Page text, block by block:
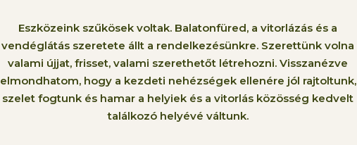
Eszközeink szűkösek voltak. Balatonfüred, a vitorlázás és a
vendéglátás szeretete állt a rendelkezésünkre. Szerettünk volna
valami újjat, frisset, valami szerethetőt létrehozni. Visszanézve
elmondhatom, hogy a kezdeti nehézségek ellenére jól rajtoltunk,
szelet fogtunk és hamar a helyiek és a vitorlás közösség kedvelt
találkozó helyévé váltunk.